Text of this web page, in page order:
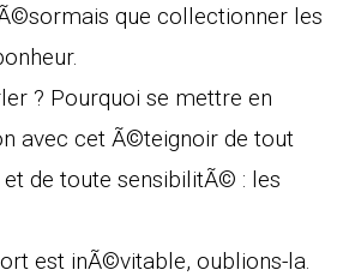
que collectionner les
? Pourquoi se mettre en
avec cet Ã©teignoir de tout
de toute sensibilitÃ© : les
est inÃ©vitable, oublions-la.